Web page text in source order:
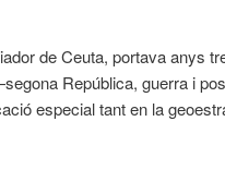
de Ceuta, portava anys
República, guerra i
especial tant en la